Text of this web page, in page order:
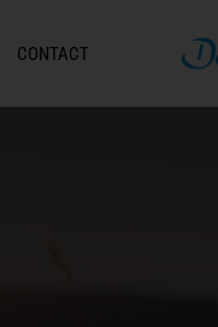
CONTACT